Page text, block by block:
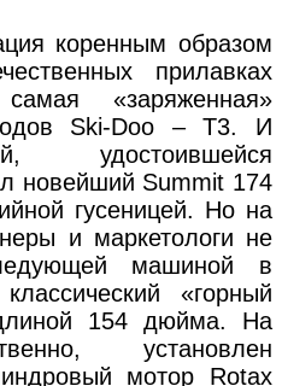
коренным образом
прилавках
«заряженная»
Ski-Doo – T3. И
удостоившейся
новейший Summit 174
гусеницей. Но на
и маркетологи не
машиной в
«горный
154 дюйма. На
установлен
мотор Rotax